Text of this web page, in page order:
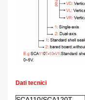
Dati tecnici